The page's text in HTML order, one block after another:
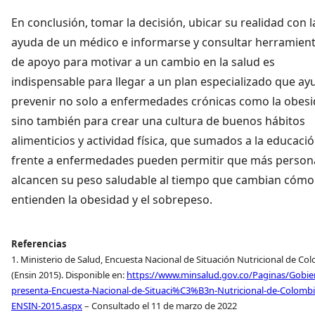
En conclusión, tomar la decisión, ubicar su realidad con
ayuda de un médico e informarse y consultar
de apoyo para motivar a un cambio en la salud es
indispensable para llegar a un plan especializado que
prevenir no solo a enfermedades crónicas como la
sino también para crear una cultura de buenos hábitos
alimenticios y actividad física, que sumados a la
frente a enfermedades pueden permitir que más
alcancen su peso saludable al tiempo que cambian cómo
entienden la obesidad y el sobrepeso.
Referencias
1. Ministerio de Salud, Encuesta Nacional de Situación Nutricional de
(Ensin 2015). Disponible en: https://www.minsalud.gov.co/Paginas/
presenta-Encuesta-Nacional-de-Situaci%C3%B3n-Nutricional-de-
ENSIN-2015.aspx– Consultado el 11 de marzo de 2022